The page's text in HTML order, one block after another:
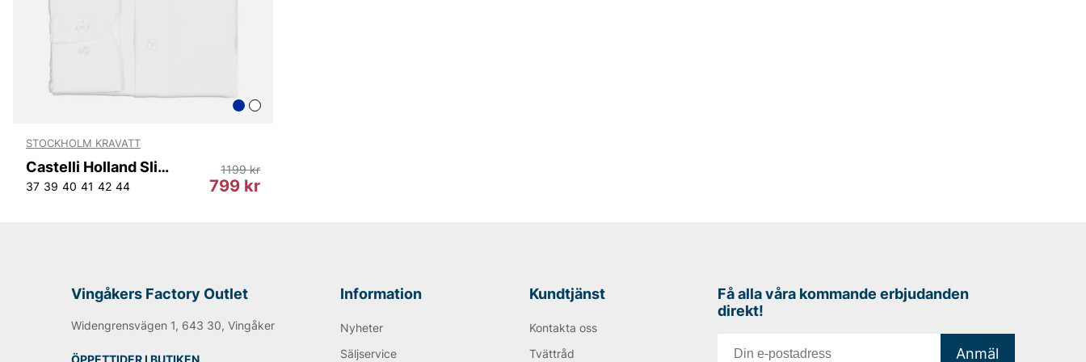
STOCKHOLM KRAVATT
Castelli Holland Slim Fit
37 39 40 41 42 44 799 kr
1199 kr
Vingåkers Factory Outlet
Widengrensvägen 1, 643 30, Vingåker
ÖPPETTIDER I BUTIKEN
Information
Nyheter
Säljservice
Kundtjänst
Kontakta oss
Tvättråd
Få alla våra kommande erbjudanden
direkt!
Anmäl